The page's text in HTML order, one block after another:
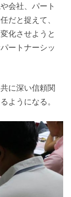
会社、パート
だと捉えて、
化させようと
ートナーシッ
に深い信頼関
ようになる。